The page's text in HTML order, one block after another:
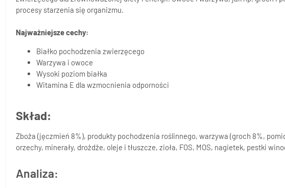
procesy starzenia się organizmu.
Najważniejsze cechy:
Białko pochodzenia zwierzęcego
Warzywa i owoce
Wysoki poziom białka
Witamina E dla wzmocnienia odporności
Skład:
Zboża (jęczmień 8%), produkty pochodzenia roślinnego, warzywa (groch 8%,
orzechy, minerały, drożdże, oleje i tłuszcze, zioła, FOS, MOS, nagietek, pestki
Analiza: